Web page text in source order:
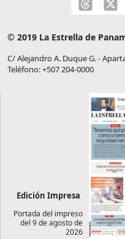
© 2019 La Estrella de
C/ Alejandro A. Duque G. -
Teléfono: +507 204-0000
Edición Impresa
Portada del impreso
del 9 de agosto de
2026